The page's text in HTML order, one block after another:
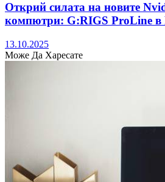
Открий силата на новите
компютри: G:RIGS ProLine в
13.10.2025
Може Да Харесате